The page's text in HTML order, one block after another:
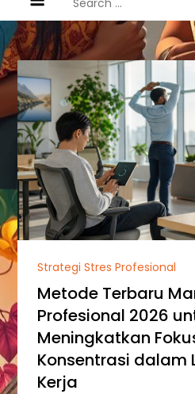
for:
Strategi Stres Profesional
Metode Terbaru
Profesional 2026
Meningkatkan
Konsentrasi dalam
Kerja